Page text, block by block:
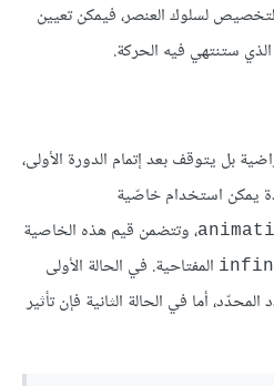
لسلوك العنصر، فيمكن تعيين
ستنتهي فيه الحركة.
بل يتوقف بعد إتمام الدورة الأولى،
يمكن استخدام خاصّية
، وتتضمن قيم هذه الخاصية
المفتاحية. في الحالة الأولى
أما في الحالة الثانية فإن تأثير